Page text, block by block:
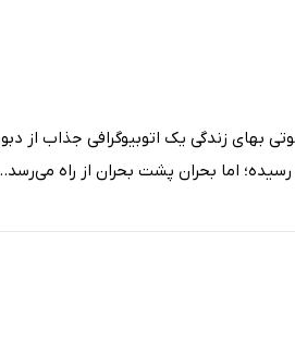
بهای زندگی یک اتوبیوگرافی جذاب از
اما بحران پشت بحران از راه